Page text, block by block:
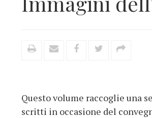
Questo volume raccoglie una
scritti in occasione del